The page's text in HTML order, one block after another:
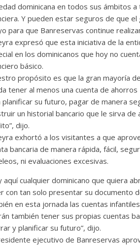
dominicana en todos sus ámbitos
Y pueden estar seguros de que
para que Banreservas continue
expresó que esta iniciativa de la
en los dominicanos que hoy no
básico.
propósito es que la gran mayoría
tener al menos una cuenta de
planificar su futuro, pagar de manera
un historial bancario que le sirva de
dijo.
exhortó a los visitantes a que
bancaria de manera rápida, fácil,
ni evaluaciones excesivas.
aquí cualquier dominicano que quiera
con tan solo presentar su documento
en esta jornada las cuentas
también tener sus propias cuentas
y planificar su futuro”, dijo.
ejecutivo de Banreservas